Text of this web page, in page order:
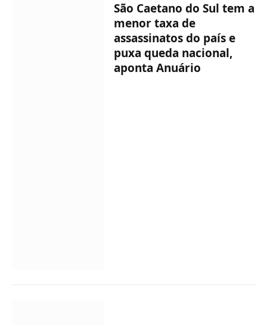
São Caetano do Sul tem a
menor taxa de
assassinatos do país e
puxa queda nacional,
aponta Anuário